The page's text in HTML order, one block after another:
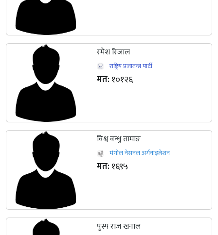
रमेश रिजाल
राष्ट्रिय प्रजातन्त्र पार्टी
मत:१०१२६
विश्व वन्धु तामाङ
मंगोल नेसनल अर्गनाइजेशन
मत:१६९५
पुस्प राज खनाल